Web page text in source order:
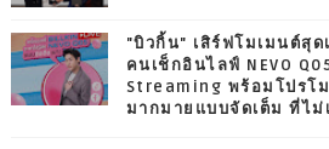
"บิวกิ้น" เสิร์ฟโมเมนต์สุ
คนเช็กอินไลฟ์ NEVO
Streaming พร้อมโปรโ
มากมายแบบจัดเต็ม ที่ไ